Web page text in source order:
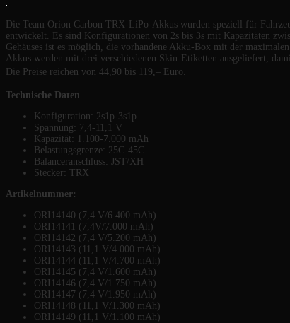
Die Team Orion Carbon TRX-LiPo-Akkus wurden speziell für
entwickelt. Es sind Konfigurationen von 2s bis 3s mit Kapazitäten
Gehäuses ist es möglich, die vorhandene Akku-Box mit der
Akkus werden mit drei verschiedenen Skin-Etiketten ausgeliefert,
Die Preise reichen von 44,90 bis 119,– Euro.
Technische Daten
Konfiguration: 2s1p-3s1p
Spannung: 7,4-11,1 V
Kapazität: 1.100-7.000 mAh
Belastungsgrenze: 25C-45C
Balanceranschluss: JST/XH
Stecker: TRX
Artikelnummer:
ORI14140 (7,4 V/6.400 mAh)
ORI14141 (7,4V/7.000 mAh)
ORI14142 (7,4 V/5.200 mAh)
ORI14143 (11,1 V/4.000 mAh)
ORI14144 (11,1 V/4.700 mAh)
ORI14145 (7,4 V/1.600 mAh)
ORI14146 (7,4 V/1.750 mAh)
ORI14147 (7,4 V/1.950 mAh)
ORI14148 (11,1 V/1.300 mAh)
ORI14149 (11,1 V/1.100 mAh)